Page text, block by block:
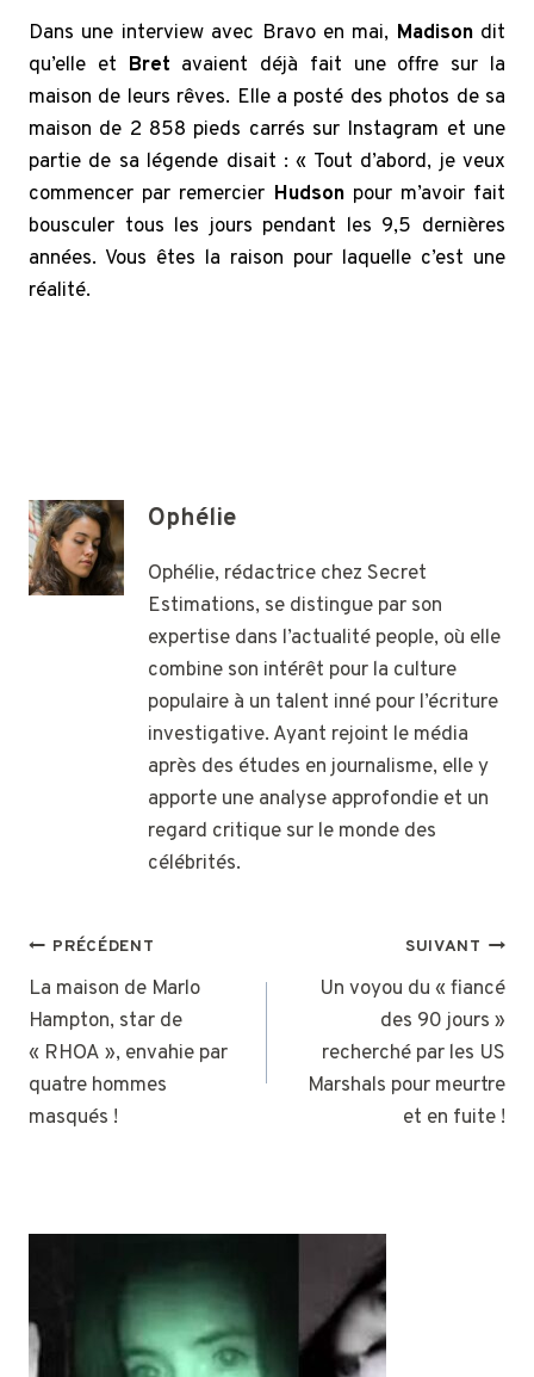
Dans une interview avec Bravo en mai, Madison dit
qu’elle et Bret avaient déjà fait une offre sur la
maison de leurs rêves. Elle a posté des photos de sa
maison de 2 858 pieds carrés sur Instagram et une
partie de sa légende disait : « Tout d’abord, je veux
commencer par remercier Hudsonpour m’avoir fait
bousculer tous les jours pendant les 9,5 dernières
années. Vous êtes la raison pour laquelle c’est une
réalité.
Ophélie
Ophélie, rédactrice chez Secret
Estimations, se distingue par son
expertise dans l’actualité people, où elle
combine son intérêt pour la culture
populaire à un talent inné pour l’écriture
investigative. Ayant rejoint le média
après des études en journalisme, elle y
apporte une analyse approfondie et un
regard critique sur le monde des
célébrités.
NAVIGATION
DE
L’ARTICLE
PRÉCÉDENT
La maison de Marlo
Hampton, star de
« RHOA », envahie par
quatre hommes
masqués !
SUIVANT
Un voyou du « fiancé
des 90 jours »
recherché par les US
Marshals pour meurtre
et en fuite !